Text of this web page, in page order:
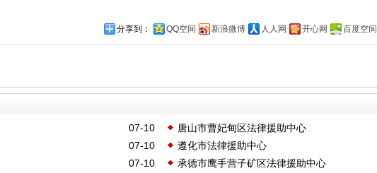
分享到：
QQ空间 新浪微博 人人网 开心网 百度空间
07-10
唐山市曹妃甸区法律援助中心
07-10
遵化市法律援助中心
07-10
承德市鹰手营子矿区法律援助中心